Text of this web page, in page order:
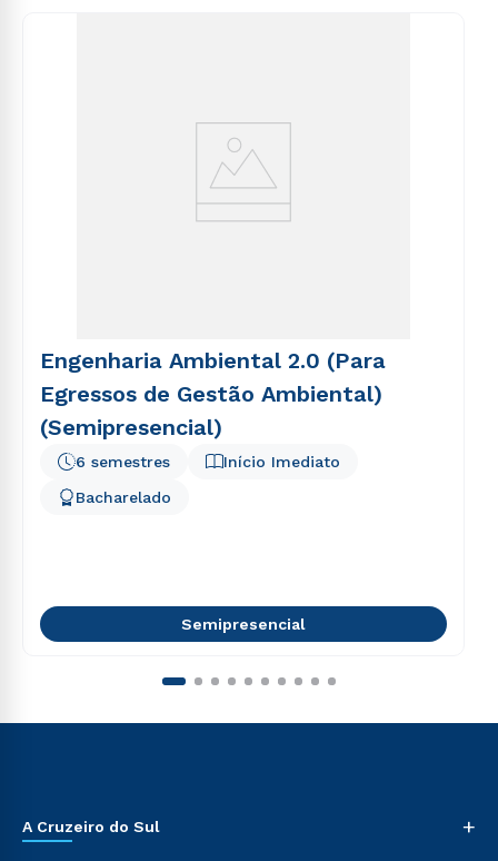
Engenharia Ambiental 2.0 (Para
Egressos de Gestão Ambiental)
(Semipresencial)
Início Imediato
6 semestres
Bacharelado
Semipresencial
A Cruzeiro do Sul +